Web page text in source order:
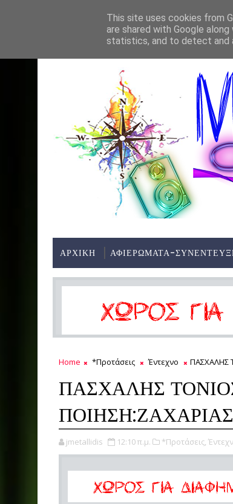
About Contact
ΤΕΛΕΥΤΑΊΑ ΝΈΑ:
ΑΡΧΙΚΗ ΑΦΙΕΡΩΜΑΤΑ-
Home *Προτάσεις Έντεχνο ΠΑΣΧΑΛΗΣ
ΠΑΣΧΑΛΗΣ
jmetallidis 12:10 π.μ. *Προτάσεις,
This site uses cookies from
are shared with Google
statistics, and to detect and